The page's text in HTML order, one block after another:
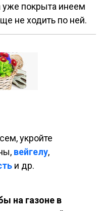
уже покрыта инеем
не ходить по ней.
укройте
вейгелу,
и др.
на газоне в